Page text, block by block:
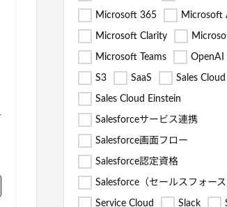
Microsoft 365 Microsoft
Microsoft Clarity
Microsoft Teams OpenAI
S3 SaaS Sales Cloud
Sales Cloud Einstein
Salesforceサービス連携
Salesforce画面フロー
Salesforce認定資格
Salesforce（セールスフォース
Service Cloud Slack